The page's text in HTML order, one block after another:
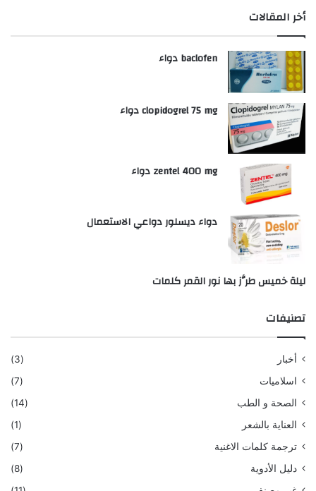
أخر المقالات
baclofen دواء
clopidogrel 75 mg دواء
zentel 400 mg دواء
دواء ديسلور دواعي الاستعمال
ليلة خميس طرَّز بها نور القمر كلمات
تصنيفات
أخبار
(3)
اسلاميات
(7)
الصحة و الطب
(14)
العناية بالشعر
(1)
ترجمة كلمات الاغنية
(7)
دليل الأدوية
(8)